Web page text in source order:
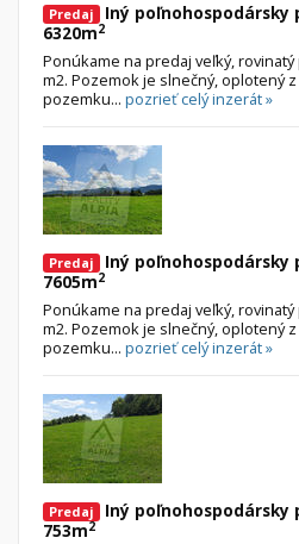
Predaj
Iný poľnohospodársky
6320m2
Ponúkame na predaj veľký,
m2. Pozemok je slnečný, oplotený
pozemku... pozrieť celý inzerát »
Predaj
Iný poľnohospodársky
7605m2
Ponúkame na predaj veľký,
m2. Pozemok je slnečný, oplotený
pozemku... pozrieť celý inzerát »
Predaj
Iný poľnohospodársky
753m2